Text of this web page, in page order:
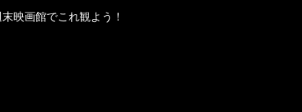
映画館でこれ観よう！